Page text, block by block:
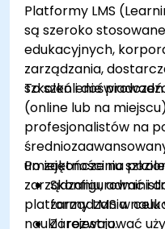
Platformy LMS
są szeroko
edukacyjnych,
zarządzania,
szkoleń i
To szkolenie
(online lub na
profesjonalistów na
umiejętności na
zarządzaniu,
platformy LMS w
nauki i rozwoju.
Po zakończeniu
Skonfigurować i
zarządzania
Zarejestrować